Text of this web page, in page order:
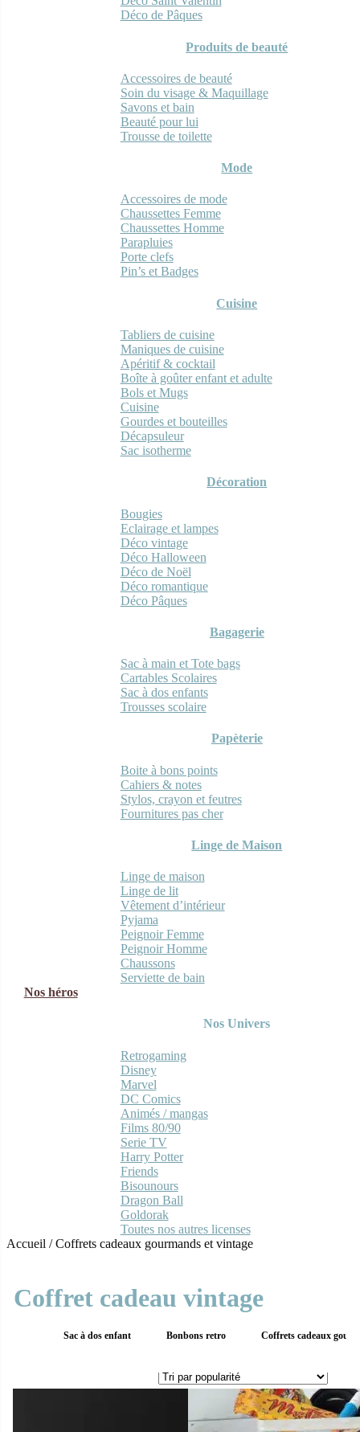
Déco de Pâques
Produits de beauté
Accessoires de beauté
Soin du visage & Maquillage
Savons et bain
Beauté pour lui
Trousse de toilette
Mode
Accessoires de mode
Chaussettes Femme
Chaussettes Homme
Parapluies
Porte clefs
Pin’s et Badges
Cuisine
Tabliers de cuisine
Maniques de cuisine
Apéritif & cocktail
Boîte à goûter enfant et adulte
Bols et Mugs
Cuisine
Gourdes et bouteilles
Décapsuleur
Sac isotherme
Décoration
Bougies
Eclairage et lampes
Déco vintage
Déco Halloween
Déco de Noël
Déco romantique
Déco Pâques
Bagagerie
Sac à main et Tote bags
Cartables Scolaires
Sac à dos enfants
Trousses scolaire
Papèterie
Boite à bons points
Cahiers & notes
Stylos, crayon et feutres
Fournitures pas cher
Linge de Maison
Linge de maison
Linge de lit
Vêtement d’intérieur
Pyjama
Peignoir Femme
Peignoir Homme
Chaussons
Serviette de bain
Nos héros
Nos Univers
Retrogaming
Disney
Marvel
DC Comics
Animés / mangas
Films 80/90
Serie TV
Harry Potter
Friends
Bisounours
Dragon Ball
Goldorak
Toutes nos autres licenses
Accueil /Coffrets cadeaux gourmands et vintage
Coffret cadeau vintage
Sac à dos enfant Bonbons retro Coffrets cadeaux